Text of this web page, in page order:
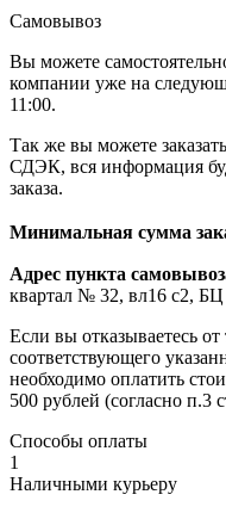
Самовывоз
Вы можете
компании уже на
11:00.
Так же вы можете
СДЭК, вся информация
заказа.
Минимальная сумма
Адрес пункта
квартал № 32, вл16 с2,
Если вы отказываетесь
соответствующего
необходимо оплатить
500 рублей (согласно п.3
Способы оплаты
1
Наличными курьеру